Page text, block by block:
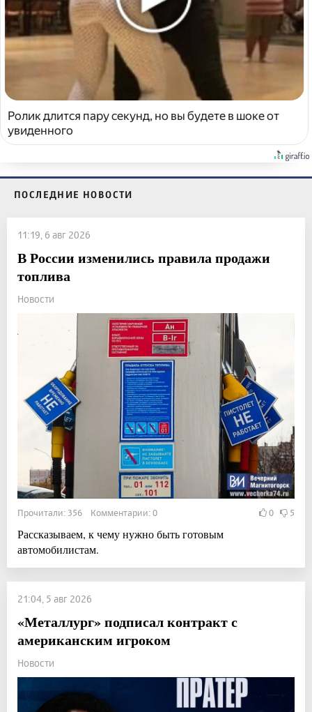
Ролик длится пару секунд, но вы будете в шоке от
увиденного
ПОСЛЕДНИЕ НОВОСТИ
11:19, 6 авг 2026
В России изменились правила продажи
топлива
Новости
Прочитали: 356 Комментарии: 0 0 5
Рассказываем, к чему нужно быть готовым
автомобилистам.
21:04, 5 авг 2026
«Металлург» подписал контракт с
американским игроком
Новости